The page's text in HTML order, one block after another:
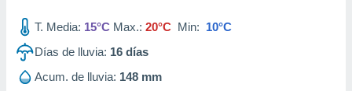
T. Media: 15°C Max.: 20°C Min: 10°C
Días de lluvia: 16 días
Acum. de lluvia: 148 mm